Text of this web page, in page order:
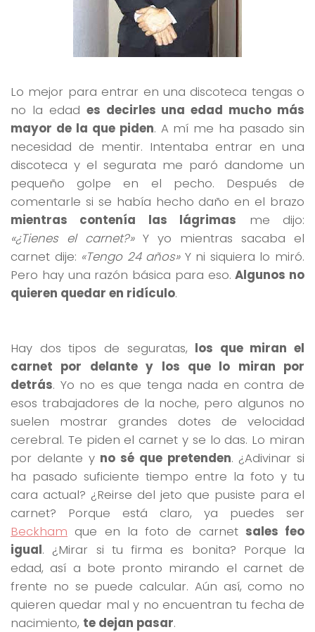
Lo mejor para entrar en una discoteca tengas o
no la edad es decirles una edad mucho más
mayor de la que piden. A mí me ha pasado sin
necesidad de mentir. Intentaba entrar en una
discoteca y el segurata me paró dandome un
pequeño golpe en el pecho. Después de
comentarle si se había hecho daño en el brazo
mientras contenía las lágrimas me dijo:
«¿Tienes el carnet?»Y yo mientras sacaba el
carnet dije: «Tengo 24 años»Y ni siquiera lo miró.
Pero hay una razón básica para eso.Algunos no
quieren quedar en ridículo.
Hay dos tipos de seguratas, los que miran el
carnet por delante y los que lo miran por
detrás. Yo no es que tenga nada en contra de
esos trabajadores de la noche, pero algunos no
suelen mostrar grandes dotes de velocidad
cerebral. Te piden el carnet y se lo das. Lo miran
por delante y no sé que pretenden. ¿Adivinar si
ha pasado suficiente tiempo entre la foto y tu
cara actual? ¿Reirse del jeto que pusiste para el
carnet? Porque está claro, ya puedes ser
Beckham que en la foto de carnet sales feo
igual. ¿Mirar si tu firma es bonita? Porque la
edad, así a bote pronto mirando el carnet de
frente no se puede calcular. Aún así, como no
quieren quedar mal y no encuentran tu fecha de
nacimiento, te dejan pasar.